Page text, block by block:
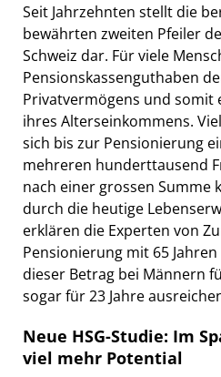
Seit Jahrzehnten stellt die
bewährten zweiten Pfeiler
Schweiz dar. Für viele
Pensionskassenguthaben
Privatvermögens und somit
ihres Alterseinkommens.
sich bis zur Pensionierung
mehreren hunderttausend
nach einer grossen Summe
durch die heutige
erklären die Experten von
Pensionierung mit 65
dieser Betrag bei Männern
sogar für 23 Jahre
Neue HSG-Studie: Im
viel mehr Potential